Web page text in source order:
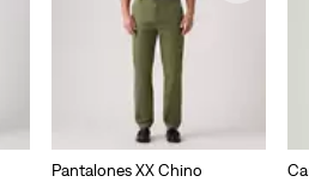
Pantalones XX Chino